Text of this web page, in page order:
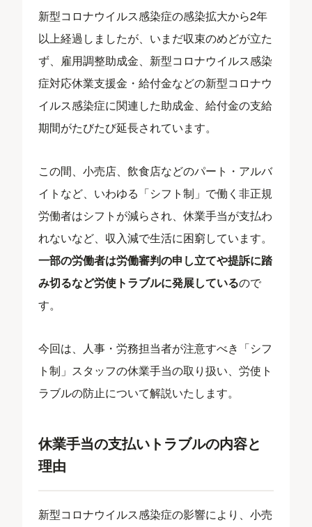
新型コロナウイルス感染症の感染拡大から2年
以上経過しましたが、いまだ収束のめどが立た
ず、雇用調整助成金、新型コロナウイルス感染
症対応休業支援金・給付金などの新型コロナウ
イルス感染症に関連した助成金、給付金の支給
期間がたびたび延長されています。
この間、小売店、飲食店などのパート・アルバ
イトなど、いわゆる「シフト制」で働く非正規
労働者はシフトが減らされ、休業手当が支払わ
れないなど、収入減で生活に困窮しています。
一部の労働者は労働審判の申し立てや提訴に踏
み切るなど労使トラブルに発展しているので
す。
今回は、人事・労務担当者が注意すべき「シフ
ト制」スタッフの休業手当の取り扱い、労使ト
ラブルの防止について解説いたします。
休業手当の支払いトラブルの内容と
理由
新型コロナウイルス感染症の影響により、小売